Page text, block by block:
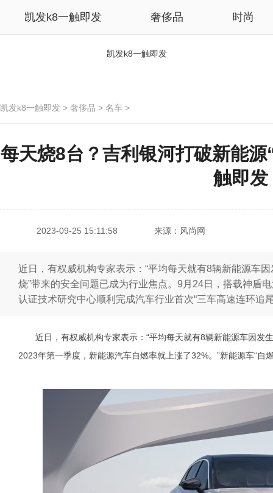
凯发k8一触即发 奢侈品 时尚
凯发k8一触即发
凯发k8一触即发 > 奢侈品 > 名车 >
每天烧8台？吉利银河打破新能
触即发
2023-09-25 15:11:58 来源：风尚网
近日，有权威机构专家表示：“平均每天就有8辆新能源车因
烧”带来的安全问题已成为行业焦点。9月24日，搭载神盾
认证技术研究中心顺利完成汽车行业首次“三车高速连环追尾
近日，有权威机构专家表示：“平均每天就有8辆新能源车因发
2023年第一季度，新能源汽车自燃率就上涨了32%。”新能源车“自